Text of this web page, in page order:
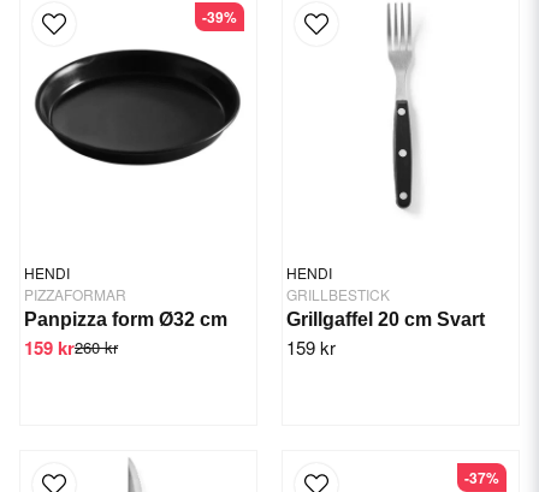
HENDI
PIZZAFORMAR
Panpizza form Ø32 cm
260 kr
159 kr
-39%
HENDI
GRILLBESTICK
Grillgaffel 20 cm Svart
159 kr
-37%